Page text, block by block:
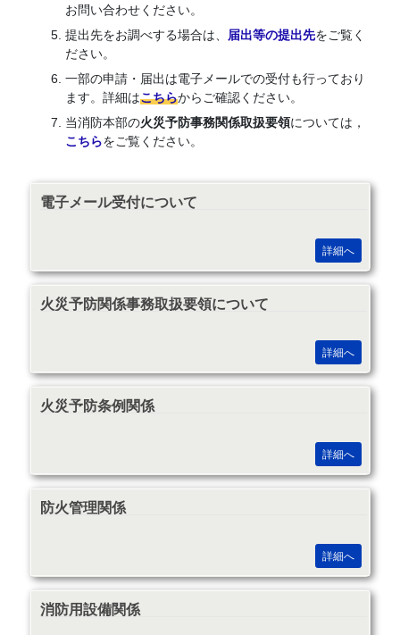
お問い合わせください。
提出先をお調べする場合は、 届出等の提出先をご覧く
ださい。
一部の申請・届出は電子メールでの受付も行っており
ます。詳細はこちらからご確認ください。
当消防本部の火災予防事務関係取扱要領については，
こちらをご覧ください。
電子メール受付について
詳細へ
火災予防関係事務取扱要領について
詳細へ
火災予防条例関係
詳細へ
防火管理関係
詳細へ
消防用設備関係